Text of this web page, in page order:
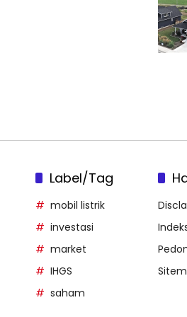
Label/Tag
mobil listrik
investasi
market
IHGS
saham